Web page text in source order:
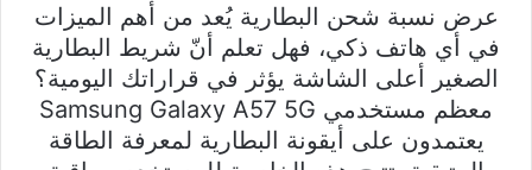
عرض نسبة شحن البطارية يُعد من أهم الميزات
في أي هاتف ذكي، فهل تعلم أنّ شريط البطارية
الصغير أعلى الشاشة يؤثر في قراراتك اليومية؟
معظم مستخدمي Samsung Galaxy A57 5G
يعتمدون على أيقونة البطارية لمعرفة الطاقة